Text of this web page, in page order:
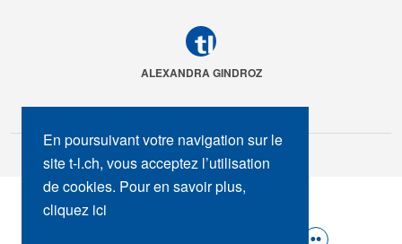
ALEXANDRA GINDROZ
En poursuivant votre navigation sur le
site t-l.ch, vous acceptez l’utilisation
de cookies. Pour en savoir plus,
cliquez ici